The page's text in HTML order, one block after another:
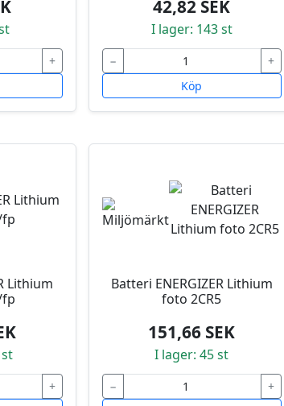
+
42,82 SEK
I lager: 143 st
−
+
Köp
Lithium
+
Batteri ENERGIZER Lithium
foto 2CR5
151,66 SEK
I lager: 45 st
−
+